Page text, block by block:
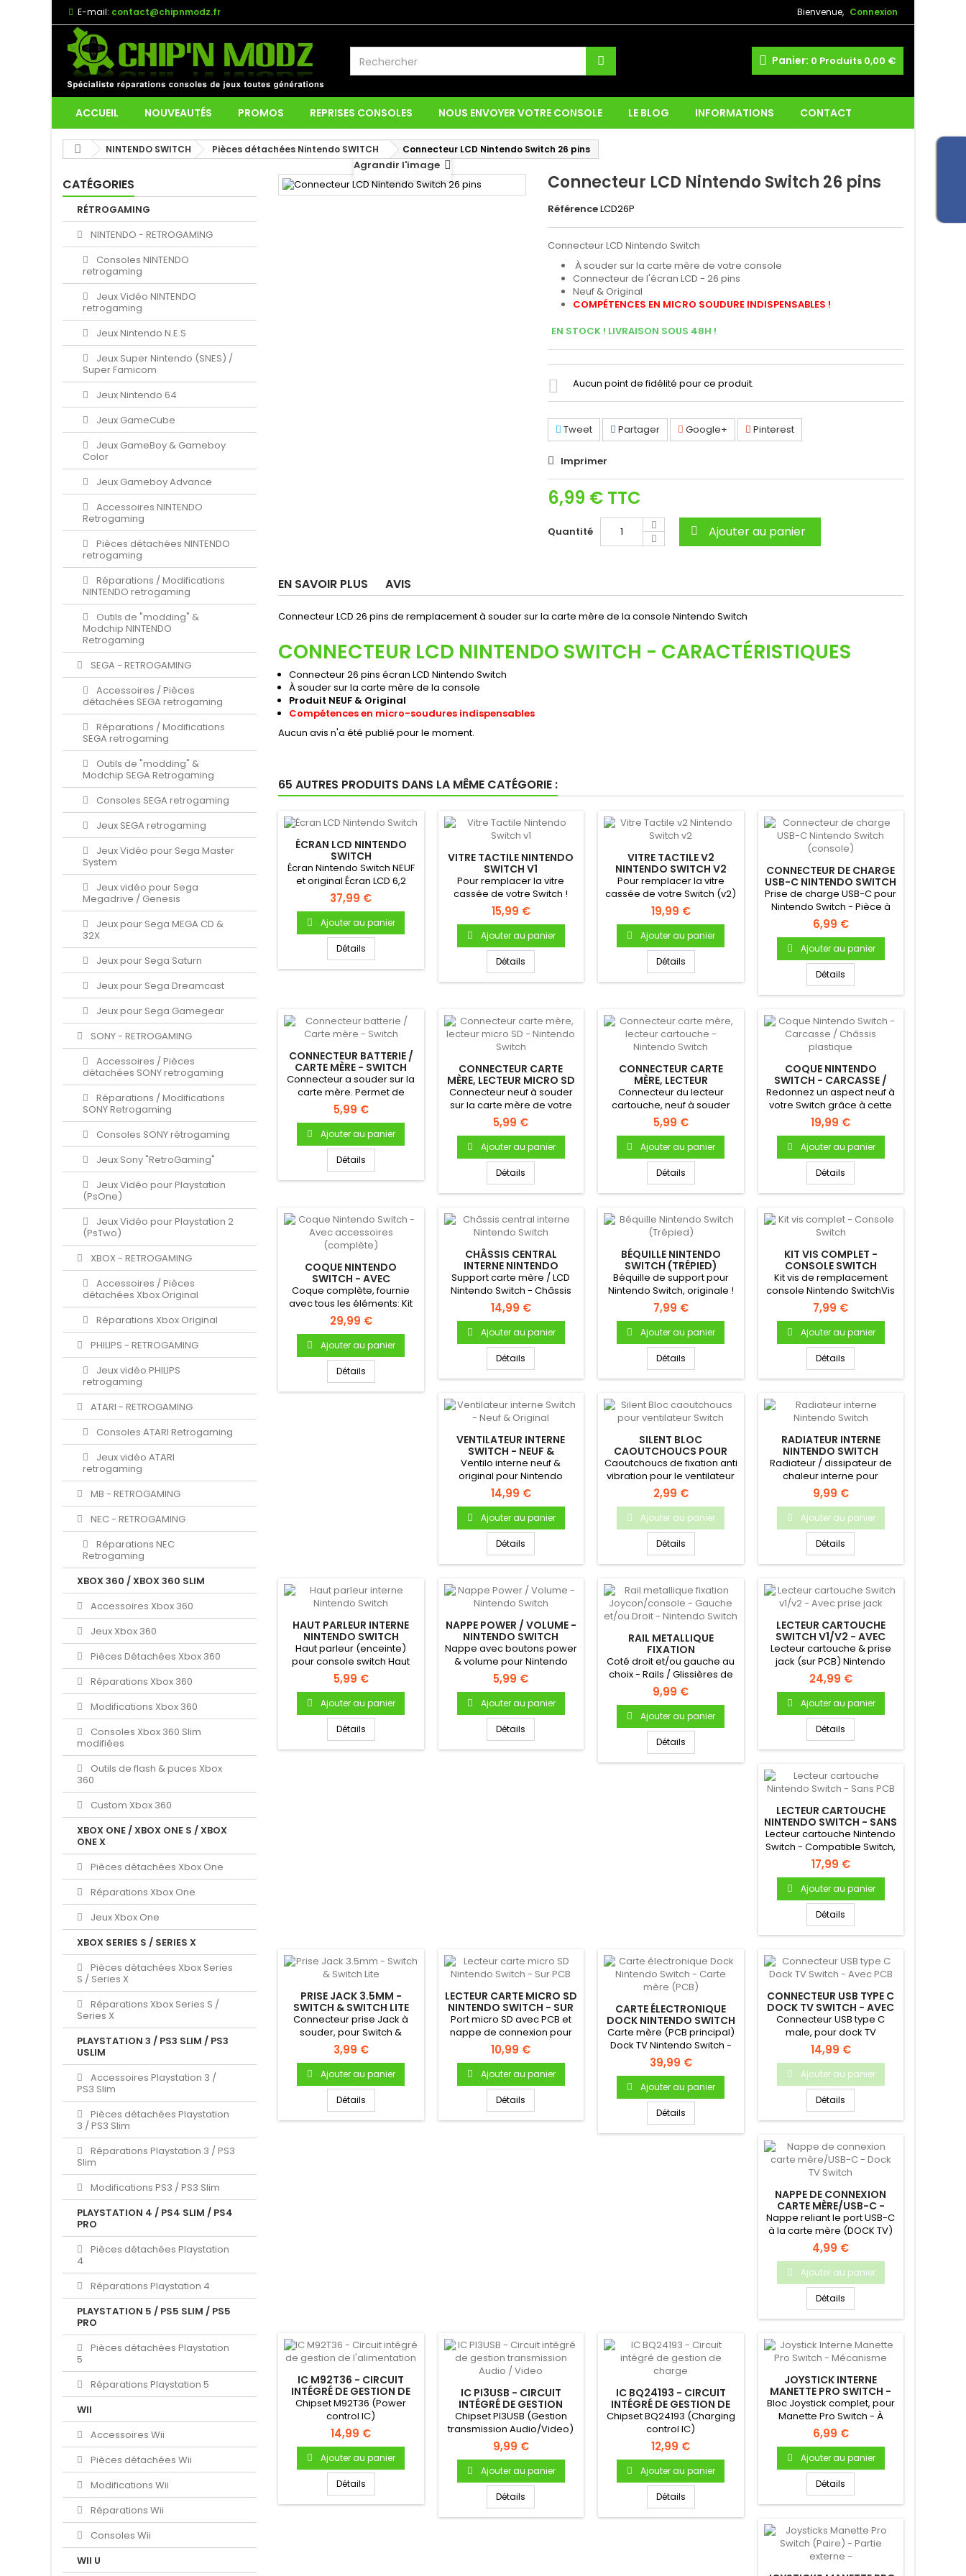
Bienvenue, Connexion
E-mail: contact@chipnmodz.fr
Panier: 0 Produits 0,00 €
ACCUEIL NOUVEAUTÉS PROMOS REPRISES CONSOLES NOUS ENVOYER VOTRE CONSOLE LE BLOG INFORMATIONS CONTACT
NINTENDO SWITCH Pièces détachées Nintendo SWITCH Connecteur LCD Nintendo Switch 26 pins
CATÉGORIES
RÉTROGAMING
NINTENDO - RETROGAMING
Consoles NINTENDO
retrogaming
Jeux Vidéo NINTENDO
retrogaming
Jeux Nintendo N.E.S
Jeux Super Nintendo (SNES) /
Super Famicom
Jeux Nintendo 64
Jeux GameCube
Jeux GameBoy & Gameboy
Color
Jeux Gameboy Advance
Accessoires NINTENDO
Retrogaming
Pièces détachées NINTENDO
retrogaming
Réparations / Modifications
NINTENDO retrogaming
Outils de "modding" &
Modchip NINTENDO
Retrogaming
SEGA - RETROGAMING
Accessoires / Pièces
détachées SEGA retrogaming
Réparations / Modifications
SEGA retrogaming
Outils de "modding" &
Modchip SEGA Retrogaming
Consoles SEGA retrogaming
Jeux SEGA retrogaming
Jeux Vidéo pour Sega Master
System
Jeux vidéo pour Sega
Megadrive / Genesis
Jeux pour Sega MEGA CD &
32X
Jeux pour Sega Saturn
Jeux pour Sega Dreamcast
Jeux pour Sega Gamegear
SONY - RETROGAMING
Accessoires / Pièces
détachées SONY retrogaming
Réparations / Modifications
SONY Retrogaming
Consoles SONY rétrogaming
Jeux Sony "RetroGaming"
Jeux Vidéo pour Playstation
(PsOne)
Jeux Vidéo pour Playstation 2
(PsTwo)
XBOX - RETROGAMING
Accessoires / Pièces
détachées Xbox Original
Réparations Xbox Original
PHILIPS - RETROGAMING
Jeux vidéo PHILIPS
retrogaming
ATARI - RETROGAMING
Consoles ATARI Retrogaming
Jeux vidéo ATARI
retrogaming
MB - RETROGAMING
NEC - RETROGAMING
Réparations NEC
Retrogaming
XBOX 360 / XBOX 360 SLIM
Accessoires Xbox 360
Jeux Xbox 360
Pièces Détachées Xbox 360
Réparations Xbox 360
Modifications Xbox 360
Consoles Xbox 360 Slim
modifiées
Outils de flash & puces Xbox
360
Custom Xbox 360
XBOX ONE / XBOX ONE S / XBOX
ONE X
Pièces détachées Xbox One
Réparations Xbox One
Jeux Xbox One
XBOX SERIES S / SERIES X
Pièces détachées Xbox Series
S / Series X
Réparations Xbox Series S /
Series X
PLAYSTATION 3 / PS3 SLIM / PS3
USLIM
Accessoires Playstation 3 /
PS3 Slim
Pièces détachées Playstation
3 / PS3 Slim
Réparations Playstation 3 / PS3
Slim
Modifications PS3 / PS3 Slim
PLAYSTATION 4 / PS4 SLIM / PS4
PRO
Pièces détachées Playstation
4
Réparations Playstation 4
PLAYSTATION 5 / PS5 SLIM / PS5
PRO
Pièces détachées Playstation
5
Réparations Playstation 5
WII
Accessoires Wii
Pièces détachées Wii
Modifications Wii
Réparations Wii
Consoles Wii
WII U
Agrandir l'image
Connecteur LCD Nintendo Switch 26 pins
RéférenceLCD26P
Connecteur LCD Nintendo Switch
À souder sur la carte mère de votre console
Connecteur de l'écran LCD - 26 pins
Neuf & Original
COMPÉTENCES EN MICRO SOUDURE INDISPENSABLES !
EN STOCK ! LIVRAISON SOUS 48H !
Aucun point de fidélité pour ce produit.
Tweet Partager Google+ Pinterest
Imprimer
6,99 € TTC
Quantité Ajouter au panier
EN SAVOIR PLUS AVIS
Connecteur LCD 26 pins de remplacement à souder sur la carte mère de la console Nintendo Switch
CONNECTEUR LCD NINTENDO SWITCH - CARACTÉRISTIQUES
Connecteur 26 pins écran LCD Nintendo Switch
À souder sur la carte mère de la console
Produit NEUF & Original
Compétences en micro-soudures indispensables
Aucun avis n'a été publié pour le moment.
65 AUTRES PRODUITS DANS LA MÊME CATÉGORIE :
ÉCRAN LCD NINTENDO
SWITCH
Écran Nintendo Switch NEUF
et original Écran LCD 6,2
pouces Neuf &...
37,99 €
Ajouter au panier
Détails
VITRE TACTILE NINTENDO
SWITCH V1
Pour remplacer la vitre
cassée de votre Switch !
Tactile de remplacement
NEUF...
15,99 €
Ajouter au panier
Détails
VITRE TACTILE V2
NINTENDO SWITCH V2
Pour remplacer la vitre
cassée de votre Switch (v2)
! Tactile de remplacement...
19,99 €
Ajouter au panier
Détails
CONNECTEUR DE CHARGE
USB-C NINTENDO SWITCH
(CONSOLE)
Prise de charge USB-C pour
Nintendo Switch - Pièce à
souder sur la carte mère...
6,99 €
Ajouter au panier
Détails
CONNECTEUR BATTERIE /
CARTE MÈRE - SWITCH
Connecteur a souder sur la
carte mère. Permet de
connecter la batterie à la...
5,99 €
Ajouter au panier
Détails
CONNECTEUR CARTE
MÈRE, LECTEUR MICRO SD
- NINTENDO SWITCH
Connecteur neuf à souder
sur la carte mère de votre
Nintendo Switch
5,99 €
Ajouter au panier
Détails
CONNECTEUR CARTE
MÈRE, LECTEUR
CARTOUCHE - NINTENDO
SWITCH
Connecteur du lecteur
cartouche, neuf à souder
sur la carte mère de votre...
5,99 €
Ajouter au panier
Détails
COQUE NINTENDO
SWITCH - CARCASSE /
CHÂSSIS PLASTIQUE
Redonnez un aspect neuf à
votre Switch grâce à cette
coque de remplacement...
19,99 €
Ajouter au panier
Détails
COQUE NINTENDO
SWITCH - AVEC
ACCESSOIRES
(COMPLÈTE)
Coque complète, fournie
avec tous les éléments: Kit
vis, béquille, boutons,...
29,99 €
Ajouter au panier
Détails
CHÂSSIS CENTRAL
INTERNE NINTENDO
SWITCH
Support carte mère / LCD
Nintendo Switch - Châssis
central interne (Middle...
14,99 €
Ajouter au panier
Détails
BÉQUILLE NINTENDO
SWITCH (TRÉPIED)
Béquille de support pour
Nintendo Switch, originale !
Se clipse à l'arrière...
7,99 €
Ajouter au panier
Détails
KIT VIS COMPLET -
CONSOLE SWITCH
Kit vis de remplacement
console Nintendo SwitchVis
coque Vis carte mère Vis...
7,99 €
Ajouter au panier
Détails
VENTILATEUR INTERNE
SWITCH - NEUF &
ORIGINAL
Ventilo interne neuf &
original pour Nintendo
Switch.
14,99 €
Ajouter au panier
Détails
SILENT BLOC
CAOUTCHOUCS POUR
VENTILATEUR SWITCH
Caoutchoucs de fixation anti
vibration pour le ventilateur
de la Nintendo Switch
2,99 €
Ajouter au panier
Détails
RADIATEUR INTERNE
NINTENDO SWITCH
Radiateur / dissipateur de
chaleur interne pour
Nintendo Switch.pièce
neuve...
9,99 €
Ajouter au panier
Détails
HAUT PARLEUR INTERNE
NINTENDO SWITCH
Haut parleur (enceinte)
pour console switch Haut
parleur interne Pour
console...
5,99 €
Ajouter au panier
Détails
NAPPE POWER / VOLUME -
NINTENDO SWITCH
Nappe avec boutons power
& volume pour Nintendo
Switch - Pièce neuve...
5,99 €
Ajouter au panier
Détails
RAIL METALLIQUE
FIXATION
JOYCON/CONSOLE -
GAUCHE ET/OU DROIT -
NINTENDO SWITCH
Coté droit et/ou gauche au
choix - Rails / Glissières de
fixation Joy-con sur...
9,99 €
Ajouter au panier
Détails
LECTEUR CARTOUCHE
SWITCH V1/V2 - AVEC
PRISE JACK
Lecteur cartouche & prise
jack (sur PCB) Nintendo
SwitchLecteur Switch...
24,99 €
Ajouter au panier
Détails
LECTEUR CARTOUCHE
NINTENDO SWITCH - SANS
PCB
Lecteur cartouche Nintendo
Switch - Compatible Switch,
Switch Lite et Switch...
17,99 €
Ajouter au panier
Détails
PRISE JACK 3.5MM -
SWITCH & SWITCH LITE
Connecteur prise Jack à
souder, pour Switch &
Switch Lite
3,99 €
Ajouter au panier
Détails
LECTEUR CARTE MICRO SD
NINTENDO SWITCH - SUR
PCB
Port micro SD avec PCB et
nappe de connexion pour
Nintendo Switch - Neuf...
10,99 €
Ajouter au panier
Détails
CARTE ÉLECTRONIQUE
DOCK NINTENDO SWITCH
- CARTE MÈRE (PCB)
Carte mère (PCB principal)
Dock TV Nintendo Switch -
Produit neuf & original
39,99 €
Ajouter au panier
Détails
CONNECTEUR USB TYPE C
DOCK TV SWITCH - AVEC
PCB
Connecteur USB type C
male, pour dock TV
Nintendo Switch
14,99 €
Ajouter au panier
Détails
NAPPE DE CONNEXION
CARTE MÈRE/USB-C -
DOCK TV SWITCH
Nappe reliant le port USB-C
à la carte mère (DOCK TV)
4,99 €
Ajouter au panier
Détails
IC M92T36 - CIRCUIT
INTÉGRÉ DE GESTION DE
L'ALIMENTATION
Chipset M92T36 (Power
control IC)
14,99 €
Ajouter au panier
Détails
IC PI3USB - CIRCUIT
INTÉGRÉ DE GESTION
TRANSMISSION AUDIO /
VIDEO
Chipset PI3USB (Gestion
transmission Audio/Video)
9,99 €
Ajouter au panier
Détails
IC BQ24193 - CIRCUIT
INTÉGRÉ DE GESTION DE
CHARGE
Chipset BQ24193 (Charging
control IC)
12,99 €
Ajouter au panier
Détails
JOYSTICK INTERNE
MANETTE PRO SWITCH -
MÉCANISME
Bloc Joystick complet, pour
Manette Pro Switch - À
souder sur la carte mère...
6,99 €
Ajouter au panier
Détails